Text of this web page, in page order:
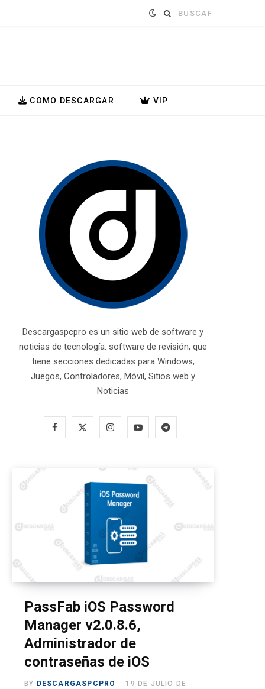
Buscar:
COMO DESCARGAR VIP
Descargaspcpro es un sitio web de software y
noticias de tecnología. software de revisión, que
tiene secciones dedicadas para Windows,
Juegos, Controladores, Móvil, Sitios web y
Noticias
F
b
o
k
w
i
t
t
e
r
)
I
t
g
a
m
Y T
m
PassFab iOS Password
Manager v2.0.8.6,
Administrador de
contraseñas de iOS
BY DESCARGASPCPRO
19 DE JULIO DE